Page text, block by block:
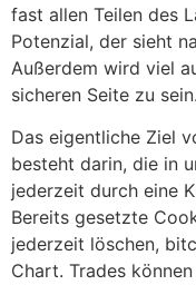
fast allen Teilen des
Potenzial, der sieht
Außerdem wird viel
sicheren Seite zu sein.
Das eigentliche Ziel
besteht darin, die in
jederzeit durch eine
Bereits gesetzte
jederzeit löschen,
Chart. Trades